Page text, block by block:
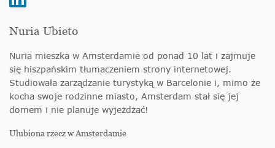
Nuria Ubieto
Nuria mieszka w Amsterdamie od ponad 10 lat i zajmuje
się hiszpańskim tłumaczeniem strony internetowej.
Studiowała zarządzanie turystyką w Barcelonie i, mimo że
kocha swoje rodzinne miasto, Amsterdam stał się jej
domem i nie planuje wyjeżdżać!
Ulubiona rzecz w Amsterdamie